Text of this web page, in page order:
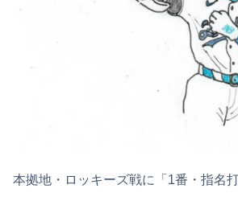
本拠地・ロッキーズ戦に「1番・指名